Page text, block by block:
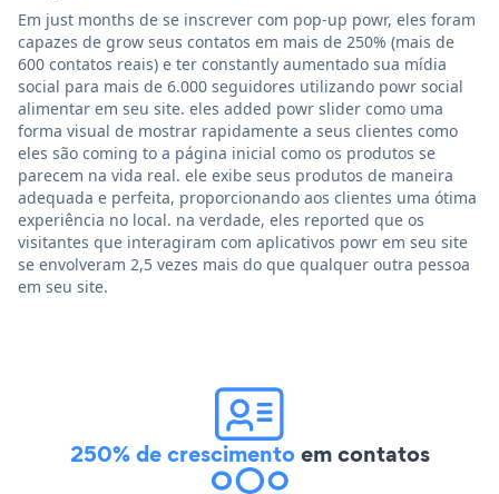
Em just months de se inscrever com pop-up powr, eles foram
capazes de grow seus contatos em mais de 250% (mais de
600 contatos reais) e ter constantly aumentado sua mídia
social para mais de 6.000 seguidores utilizando powr social
alimentar em seu site. eles added powr slider como uma
forma visual de mostrar rapidamente a seus clientes como
eles são coming to a página inicial como os produtos se
parecem na vida real. ele exibe seus produtos de maneira
adequada e perfeita, proporcionando aos clientes uma ótima
experiência no local. na verdade, eles reported que os
visitantes que interagiram com aplicativos powr em seu site
se envolveram 2,5 vezes mais do que qualquer outra pessoa
em seu site.
250% de crescimentoem contatos